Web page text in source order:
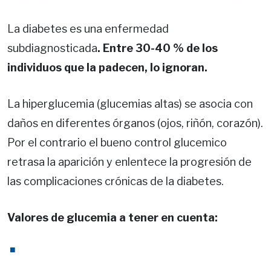
La diabetes es una enfermedad
subdiagnosticada. Entre 30-40 % de los
individuos que la padecen, lo ignoran.
La hiperglucemia (glucemias altas) se asocia con
daños en diferentes órganos (ojos, riñón, corazón).
Por el contrario el bueno control glucemico
retrasa la aparición y enlentece la progresión de
las complicaciones crónicas de la diabetes.
Valores de glucemia a tener en cuenta: